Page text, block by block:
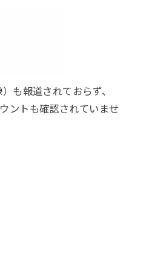
も報道されておらず、
ントも確認されていませ